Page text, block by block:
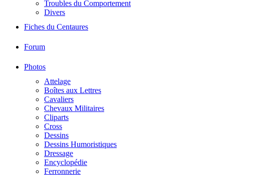
Troubles du Comportement
Divers
Fiches du Centaures
Forum
Photos
Attelage
Boîtes aux Lettres
Cavaliers
Chevaux Militaires
Cliparts
Cross
Dessins
Dessins Humoristiques
Dressage
Encyclopédie
Ferronnerie